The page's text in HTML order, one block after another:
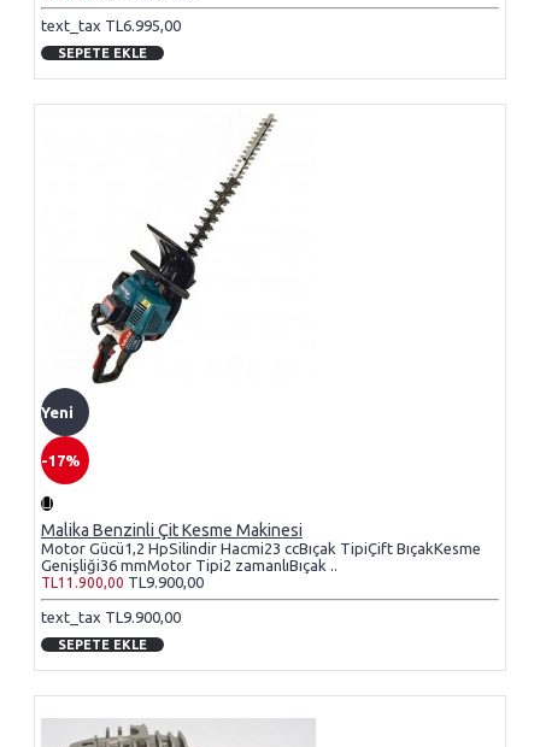
text_tax TL6.995,00
SEPETE EKLE
Yeni
-17%
Malika Benzinli Çit Kesme Makinesi
Motor Gücü1,2 HpSilindir Hacmi23 ccBıçak TipiÇift BıçakKesme
Genişliği36 mmMotor Tipi2 zamanlıBıçak ..
TL11.900,00 TL9.900,00
text_tax TL9.900,00
SEPETE EKLE